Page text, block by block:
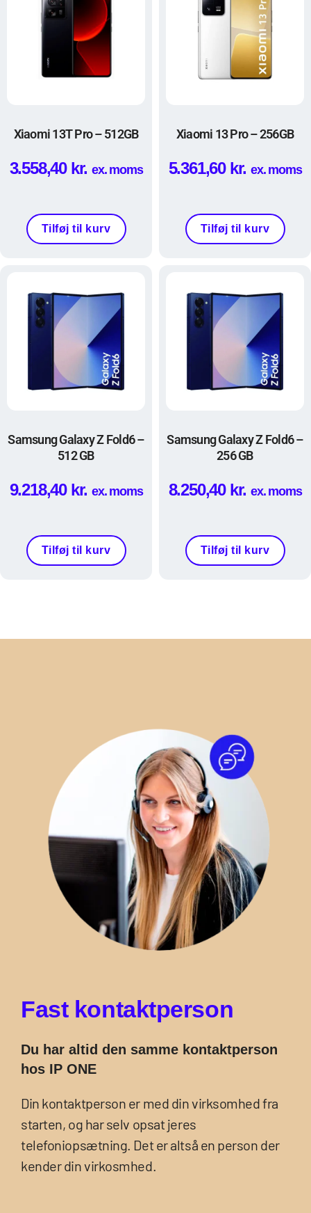
Xiaomi 13T Pro – 512GB
3.558,40 kr. ex. moms
Tilføj til kurv
Xiaomi 13 Pro – 256GB
5.361,60 kr. ex. moms
Tilføj til kurv
Samsung Galaxy Z Fold6 –
512 GB
9.218,40 kr. ex. moms
Tilføj til kurv
Samsung Galaxy Z Fold6 –
256 GB
8.250,40 kr. ex. moms
Tilføj til kurv
Fast kontaktperson
Du har altid den samme kontaktperson
hos IP ONE
Din kontaktperson er med din virksomhed fra
starten, og har selv opsat jeres
telefoniopsætning. Det er altså en person der
kender din virkosmhed.